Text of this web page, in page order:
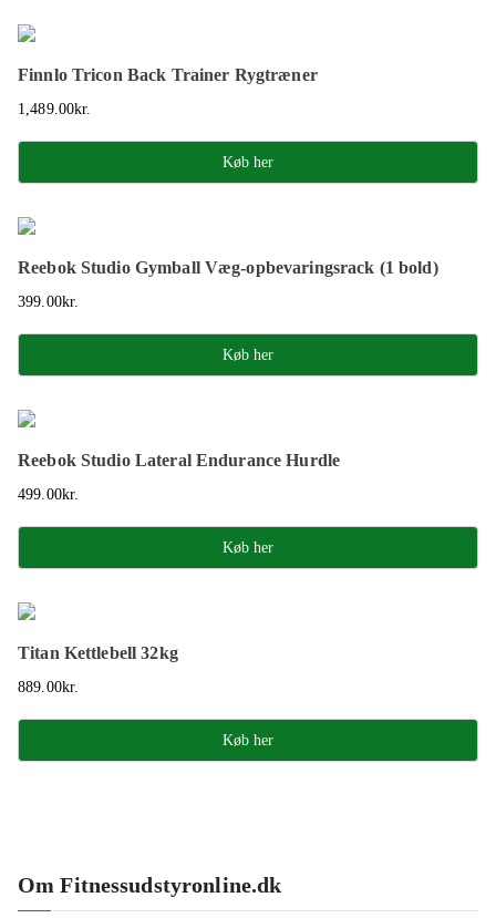
Finnlo Tricon Back Trainer Rygtræner
1,489.00kr.
Køb her
Reebok Studio Gymball Væg-opbevaringsrack (1 bold)
399.00kr.
Køb her
Reebok Studio Lateral Endurance Hurdle
499.00kr.
Køb her
Titan Kettlebell 32kg
889.00kr.
Køb her
Om Fitnessudstyronline.dk